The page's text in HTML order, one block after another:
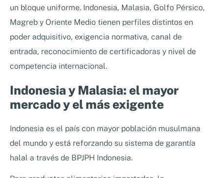
un bloque uniforme. Indonesia, Malasia, Golfo Pérsico,
Magreb y Oriente Medio tienen perfiles distintos en
poder adquisitivo, exigencia normativa, canal de
entrada, reconocimiento de certificadoras y nivel de
competencia internacional.
Indonesia y Malasia: el mayor
mercado y el más exigente
Indonesia es el país con mayor población musulmana
del mundo y está reforzando su sistema de garantía
halal a través de BPJPH Indonesia.